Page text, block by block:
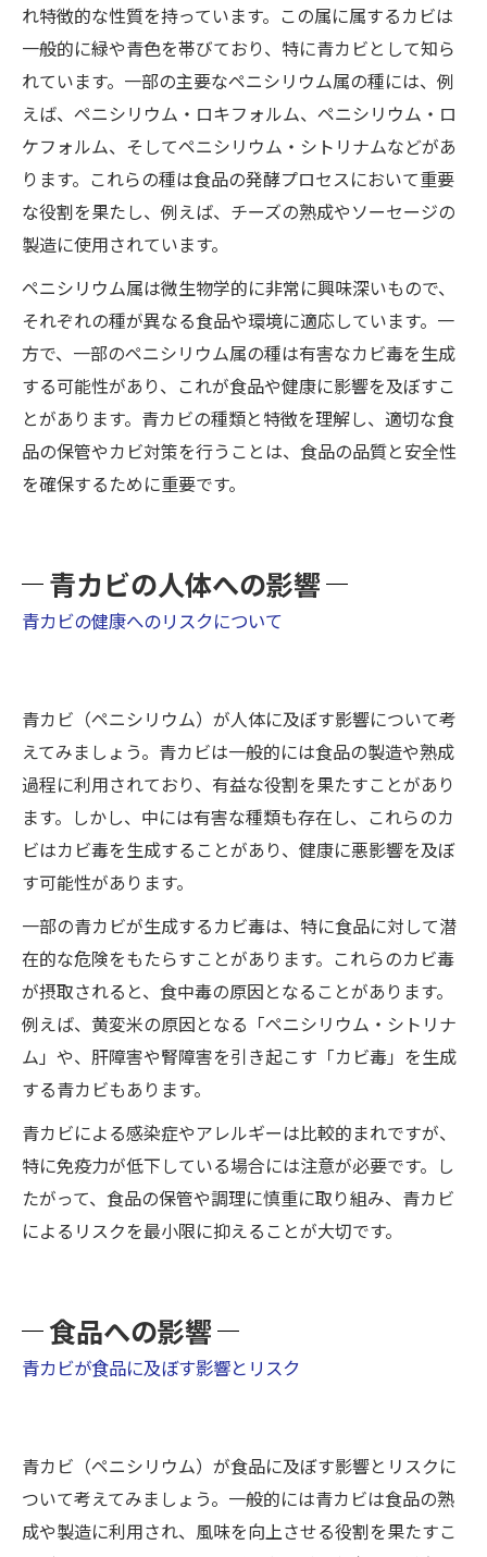
れ特徴的な性質を持っています。この属に属するカビは
一般的に緑や青色を帯びており、特に青カビとして知ら
れています。一部の主要なペニシリウム属の種には、例
えば、ペニシリウム・ロキフォルム、ペニシリウム・ロ
ケフォルム、そしてペニシリウム・シトリナムなどがあ
ります。これらの種は食品の発酵プロセスにおいて重要
な役割を果たし、例えば、チーズの熟成やソーセージの
製造に使用されています。
ペニシリウム属は微生物学的に非常に興味深いもので、
それぞれの種が異なる食品や環境に適応しています。一
方で、一部のペニシリウム属の種は有害なカビ毒を生成
する可能性があり、これが食品や健康に影響を及ぼすこ
とがあります。青カビの種類と特徴を理解し、適切な食
品の保管やカビ対策を行うことは、食品の品質と安全性
を確保するために重要です。
青カビの人体への影響
青カビの健康へのリスクについて
青カビ（ペニシリウム）が人体に及ぼす影響について考
えてみましょう。青カビは一般的には食品の製造や熟成
過程に利用されており、有益な役割を果たすことがあり
ます。しかし、中には有害な種類も存在し、これらのカ
ビはカビ毒を生成することがあり、健康に悪影響を及ぼ
す可能性があります。
一部の青カビが生成するカビ毒は、特に食品に対して潜
在的な危険をもたらすことがあります。これらのカビ毒
が摂取されると、食中毒の原因となることがあります。
例えば、黄変米の原因となる「ペニシリウム・シトリナ
ム」や、肝障害や腎障害を引き起こす「カビ毒」を生成
する青カビもあります。
青カビによる感染症やアレルギーは比較的まれですが、
特に免疫力が低下している場合には注意が必要です。し
たがって、食品の保管や調理に慎重に取り組み、青カビ
によるリスクを最小限に抑えることが大切です。
食品への影響
青カビが食品に及ぼす影響とリスク
青カビ（ペニシリウム）が食品に及ぼす影響とリスクに
ついて考えてみましょう。一般的には青カビは食品の熟
成や製造に利用され、風味を向上させる役割を果たすこ